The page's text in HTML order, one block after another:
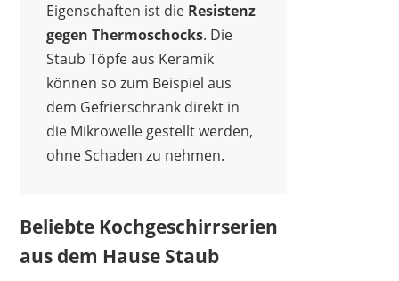
1 2 3 4 5 6 7
10
>
Eigenschaften ist die Resistenz
gegen Thermoschocks. Die
Staub Töpfe aus Keramik
können so zum Beispiel aus
dem Gefrierschrank direkt in
die Mikrowelle gestellt werden,
ohne Schaden zu nehmen.
Beliebte Kochgeschirrserien
aus dem Hause Staub